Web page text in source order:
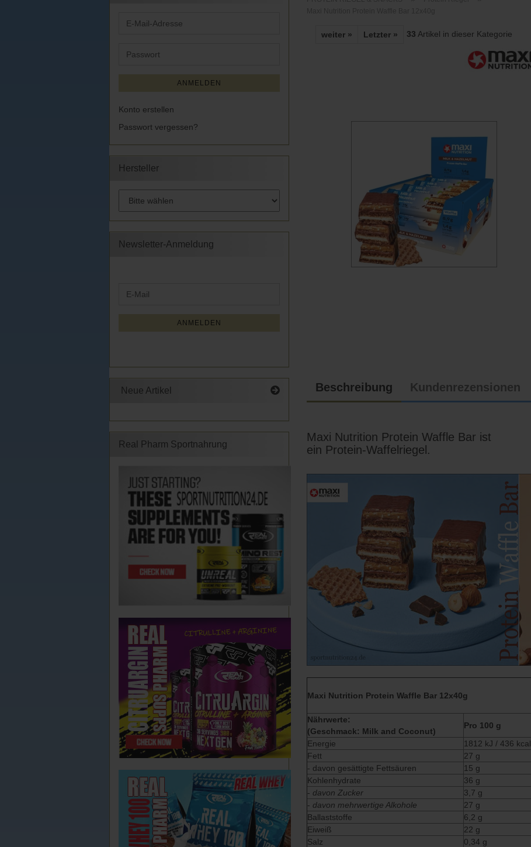
weiter » Letzter » 33 Artikel in dieser Kategorie
Beschreibung Kundenrezensionen
Maxi Nutrition Protein Waffle Bar ist
ein Protein-Waffelriegel.
Maxi Nutrition Protein Waffle Bar 12x40g
Nährwerte:
(Geschmack: Milk and Coconut)
Pro 100 g
Energie
1812 kJ / 436 kcal
Fett
27 g
- davon gesättigte Fettsäuren
15 g
Kohlenhydrate
36 g
- davon Zucker 3,7 g
- davon mehrwertige Alkohole 27 g
Ballaststoffe
6,2 g
Eiweiß
22 g
Salz
0,34 g
E-
Passwort
ANMELDEN
Konto erstellen
Passwort vergessen?
Hersteller
Newsletter-Anmeldung
ZUR
E-
ANMELDEN
Neue Artikel
Real Pharm Sportnahrung